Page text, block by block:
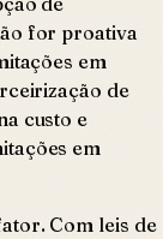
for proativa
em
de
custo e
em
Com leis de